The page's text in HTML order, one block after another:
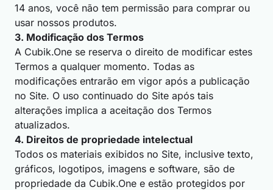
14 anos, você não tem permissão para comprar ou
usar nossos produtos.
3. Modificação dos Termos
A Cubik.One se reserva o direito de modificar estes
Termos a qualquer momento. Todas as
modificações entrarão em vigor após a publicação
no Site. O uso continuado do Site após tais
alterações implica a aceitação dos Termos
atualizados.
4. Direitos de propriedade intelectual
Todos os materiais exibidos no Site, inclusive texto,
gráficos, logotipos, imagens e software, são de
propriedade da Cubik.One e estão protegidos por